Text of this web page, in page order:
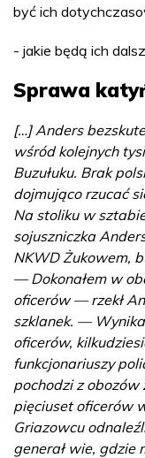
być ich
- jakie będą ich
Sprawa
[…] Anders
wśród kolejnych
Buzułuku. Brak
dojmująco rzucać
Na stoliku w
sojuszniczka
NKWD Żukowem,
— Dokonałem w
oficerów — rzekł
szklanek. —
oficerów,
funkcjonariuszy
pochodzi z
pięciuset oficerów
Griazowcu
generał wie, gdzie